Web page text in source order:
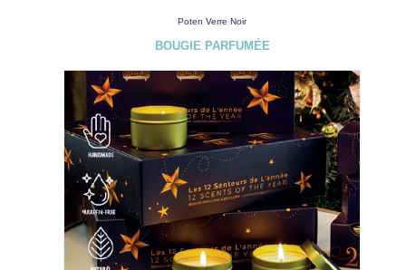
Poten Verre Noir
BOUGIE PARFUMÉE